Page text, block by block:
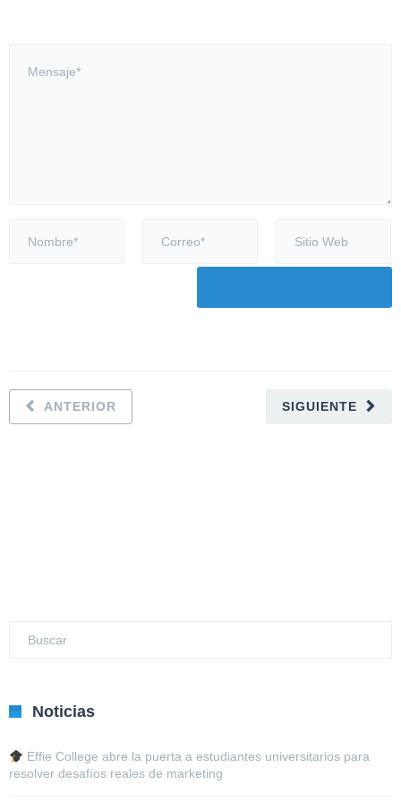
SIGUIENTE
ANTERIOR
Noticias
Effie College abre la puerta a estudiantes universitarios para
resolver desafíos reales de marketing